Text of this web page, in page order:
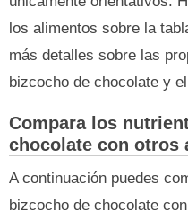
los alimentos sobre la
más detalles sobre las
bizcocho de chocolate y
Compara los
chocolate con otros
A continuación puedes
bizcocho de chocolate